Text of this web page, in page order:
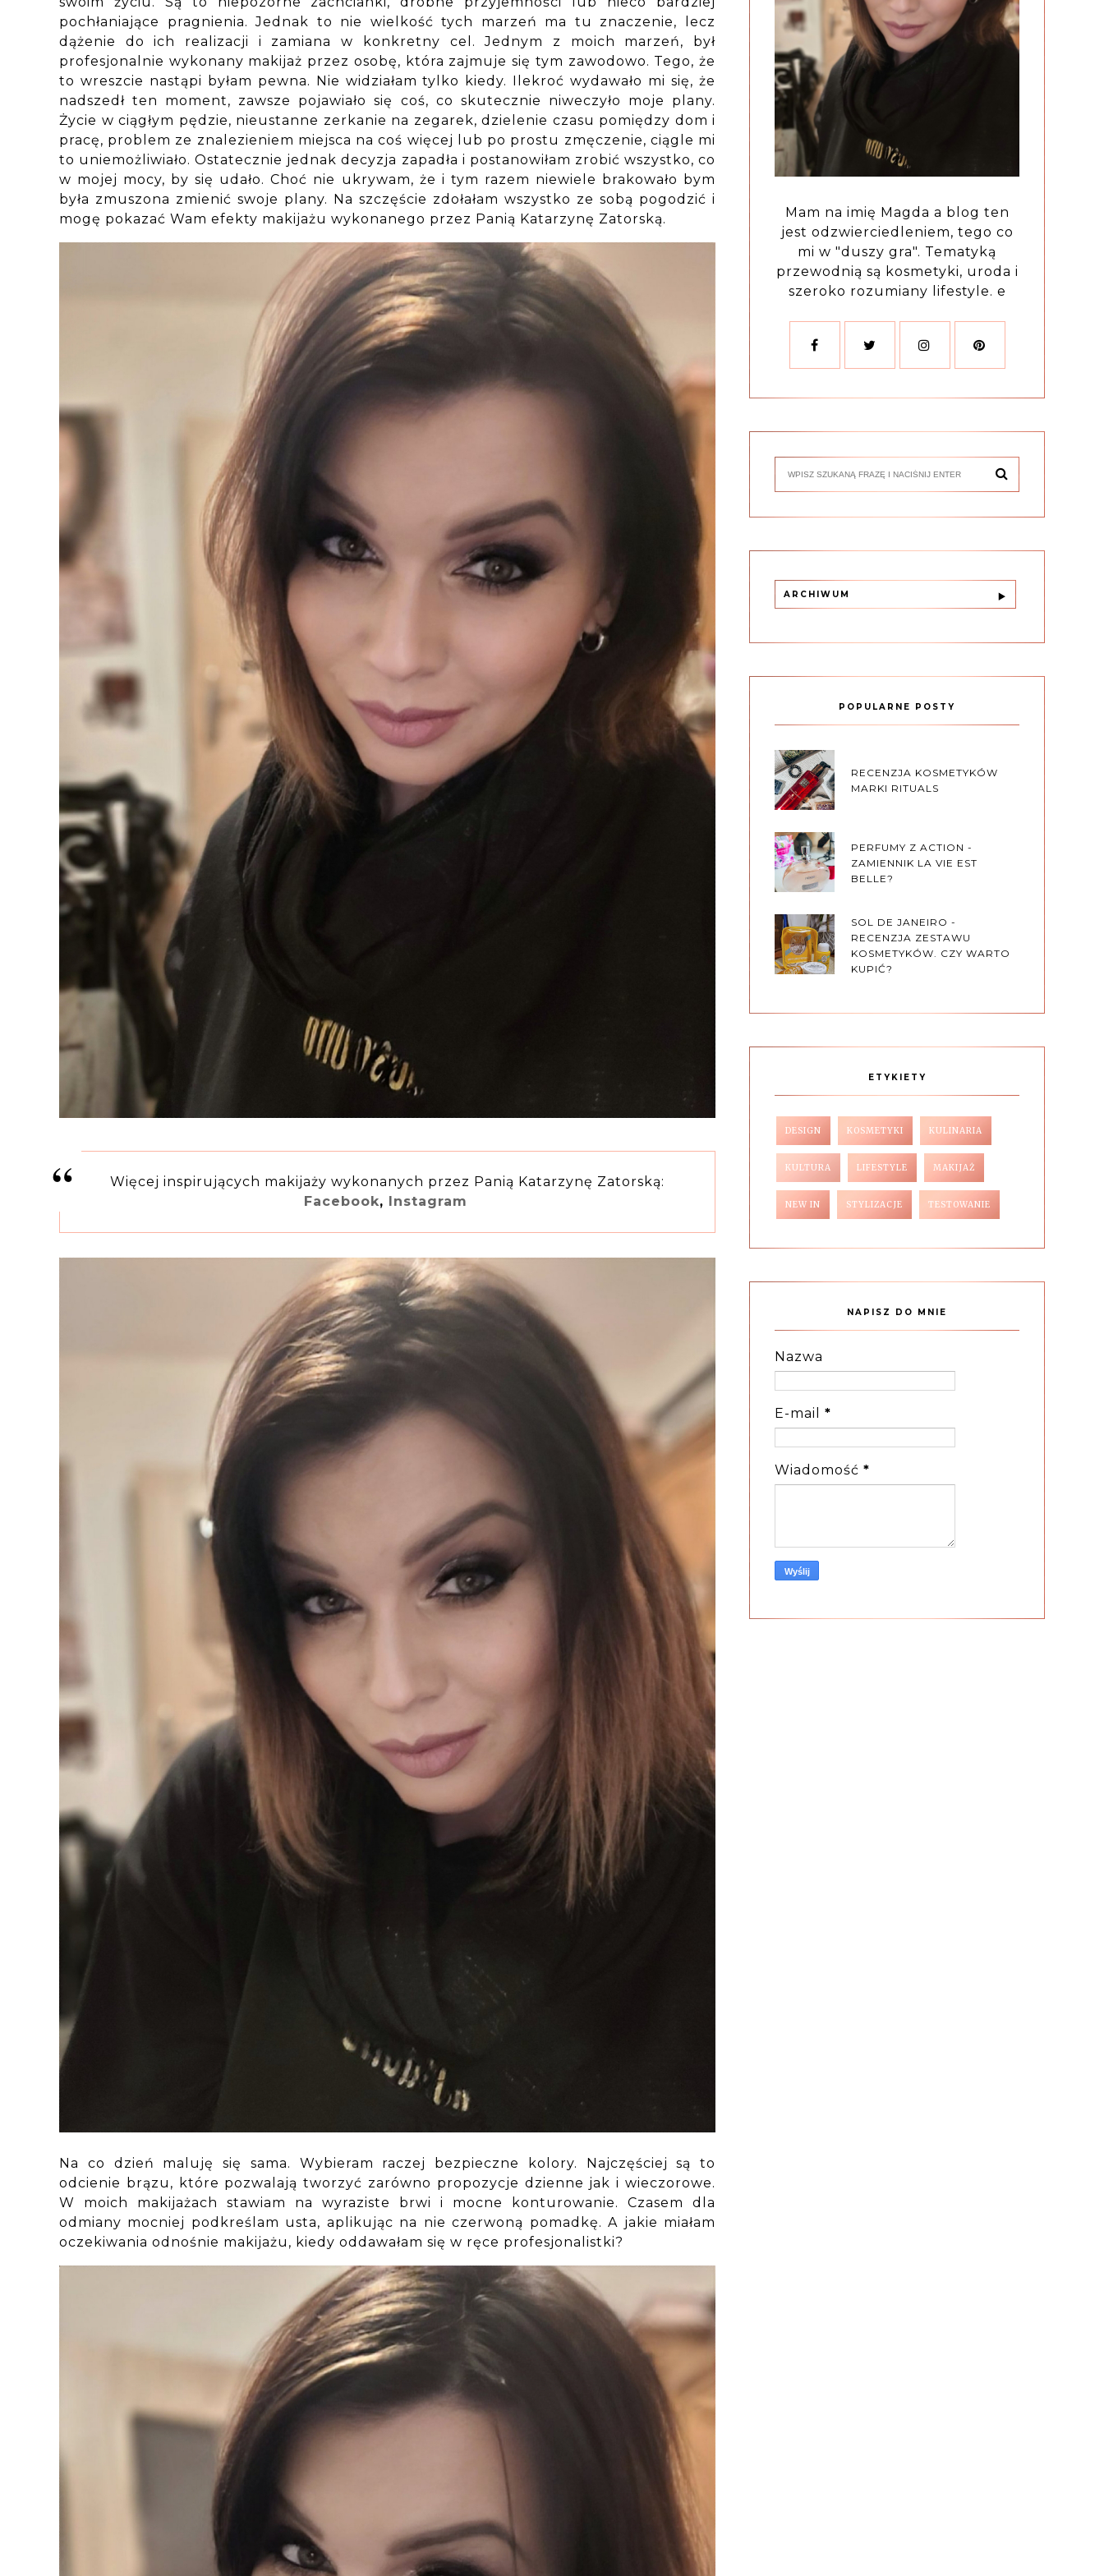
pochłaniające pragnienia. Jednak to nie wielkość tych marzeń ma tu znaczenie, lecz
dążenie do ich realizacji i zamiana w konkretny cel. Jednym z moich marzeń, był
profesjonalnie wykonany makijaż przez osobę, która zajmuje się tym zawodowo. Tego, że
to wreszcie nastąpi byłam pewna. Nie widziałam tylko kiedy. Ilekroć wydawało mi się, że
nadszedł ten moment, zawsze pojawiało się coś, co skutecznie niweczyło moje plany.
Życie w ciągłym pędzie, nieustanne zerkanie na zegarek, dzielenie czasu pomiędzy dom i
pracę, problem ze znalezieniem miejsca na coś więcej lub po prostu zmęczenie, ciągle mi
to uniemożliwiało. Ostatecznie jednak decyzja zapadła i postanowiłam zrobić wszystko, co
w mojej mocy, by się udało. Choć nie ukrywam, że i tym razem niewiele brakowało bym
była zmuszona zmienić swoje plany. Na szczęście zdołałam wszystko ze sobą pogodzić i
mogę pokazać Wam efekty makijażu wykonanego przez Panią Katarzynę Zatorską.
Więcej inspirujących makijaży wykonanych przez Panią Katarzynę Zatorską:
Facebook, Instagram
Na co dzień maluję się sama. Wybieram raczej bezpieczne kolory. Najczęściej są to
odcienie brązu, które pozwalają tworzyć zarówno propozycje dzienne jak i wieczorowe.
W moich makijażach stawiam na wyraziste brwi i mocne konturowanie. Czasem dla
odmiany mocniej podkreślam usta, aplikując na nie czerwoną pomadkę. A jakie miałam
oczekiwania odnośnie makijażu, kiedy oddawałam się w ręce profesjonalistki?
Mam na imię Magda a blog ten
jest odzwierciedleniem, tego co
mi w "duszy gra". Tematyką
przewodnią są kosmetyki, uroda i
szeroko rozumiany lifestyle. e
ARCHIWUM
POPULARNE POSTY
RECENZJA KOSMETYKÓW
MARKI RITUALS
PERFUMY Z ACTION -
ZAMIENNIK LA VIE EST
BELLE?
SOL DE JANEIRO -
RECENZJA ZESTAWU
KOSMETYKÓW. CZY WARTO
KUPIĆ?
ETYKIETY
DESIGN KOSMETYKI KULINARIA
KULTURA LIFESTYLE MAKIJAŻ
NEW IN STYLIZACJE TESTOWANIE
NAPISZ DO MNIE
Nazwa
E-mail *
Wiadomość *